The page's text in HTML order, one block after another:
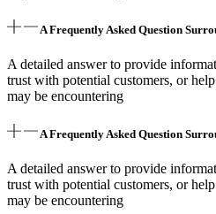
A Frequently Asked Question
A detailed answer to provide
trust with potential customers, or
may be encountering
A Frequently Asked Question
A detailed answer to provide
trust with potential customers, or
may be encountering